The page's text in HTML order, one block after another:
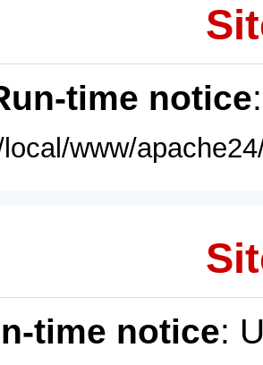
time notice
www/
time notice: